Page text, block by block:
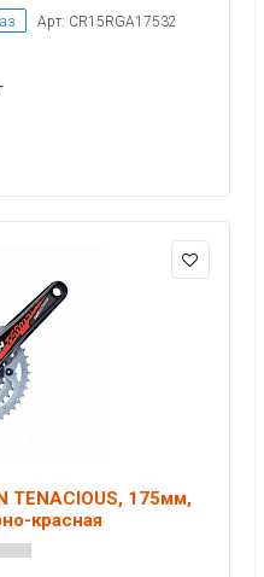
Арт: CR15RGA17532
TENACIOUS, 175мм,
красная